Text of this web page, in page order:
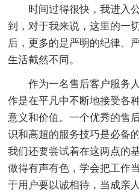
时间过得很快，我进入公
到，对于我来说，这里的一
后，更多的是严明的纪律、
生活截然不同。
作为一名售后客户服务人
作是在平凡中不断地接受各
意义和价值。一个优秀的售
识和高超的服务技巧是必备
我们还要尝试着在这两点的
做得有声有色，学会把工作
于用户要以诚相待，当成亲